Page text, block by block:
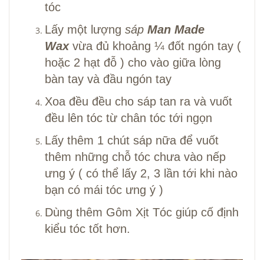
tóc
Lấy một lượng sáp Man Made
Waxvừa đủ khoảng ¼ đốt ngón tay (
hoặc 2 hạt đỗ ) cho vào giữa lòng
bàn tay và đầu ngón tay
Xoa đều đều cho sáp tan ra và vuốt
đều lên tóc từ chân tóc tới ngọn
Lấy thêm 1 chút sáp nữa để vuốt
thêm những chỗ tóc chưa vào nếp
ưng ý ( có thể lấy 2, 3 lần tới khi nào
bạn có mái tóc ưng ý )
Dùng thêm Gôm Xịt Tóc giúp cố định
kiểu tóc tốt hơn.